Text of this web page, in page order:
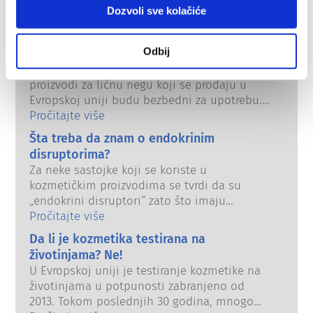
Dozvoli sve kolačiće
Odbij
Kako se kozmetika u Evropi održava
Strogi zakoni osiguravaju da kozmetika i
proizvodi za ličnu negu koji se prodaju u
Evropskoj uniji budu bezbedni za upotrebu.
Kompanije, nacionalni i evropski regulatorni
organi dele odgovornost za bezbednost
kozmetičkih proizvoda.
Pročitajte više
Šta treba da znam o endokrinim
disruptorima?
Za neke sastojke koji se koriste u
kozmetičkim proizvodima se tvrdi da su
„endokrini disruptori“ zato što imaju
potencijal da oponašaju neka svojstva naših
hormona. Samo zato što nešto ima
potencijal da oponaša hormon ne znači da
će poremetiti naš endokrini sistem. Mnoge
supstance, uključujući prirodne, oponašaju
hormone, ali se pokazalo da vrlo malo njih, a
to su uglavnom moćni lekovi, izazivaju
Pročitajte više
Da li je kozmetika testirana na
životinjama? Ne!
U Evropskoj uniji je testiranje kozmetike na
životinjama u potpunosti zabranjeno od
2013. Tokom poslednjih 30 godina, mnogo